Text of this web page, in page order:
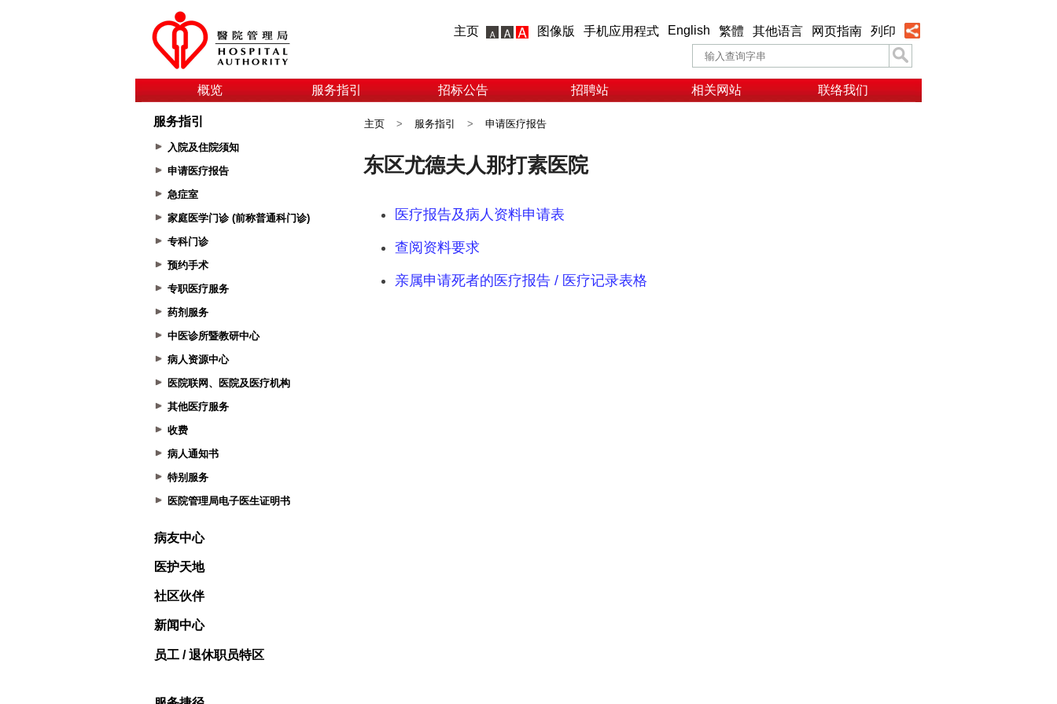
主页 图像版 手机应用程式 English 繁體 其他语言 网页指南 列印
概览 服务指引 招标公告 招聘站 相关网站 联络我们
服务指引
入院及住院须知
申请医疗报告
急症室
家庭医学门诊 (前称普通科门诊)
专科门诊
预约手术
专职医疗服务
药剂服务
中医诊所暨教研中心
病人资源中心
医院联网、医院及医疗机构
其他医疗服务
收费
病人通知书
特别服务
医院管理局电子医生证明书
病友中心
医护天地
社区伙伴
新闻中心
员工 / 退休职员特区
主页 > 服务指引 > 申请医疗报告